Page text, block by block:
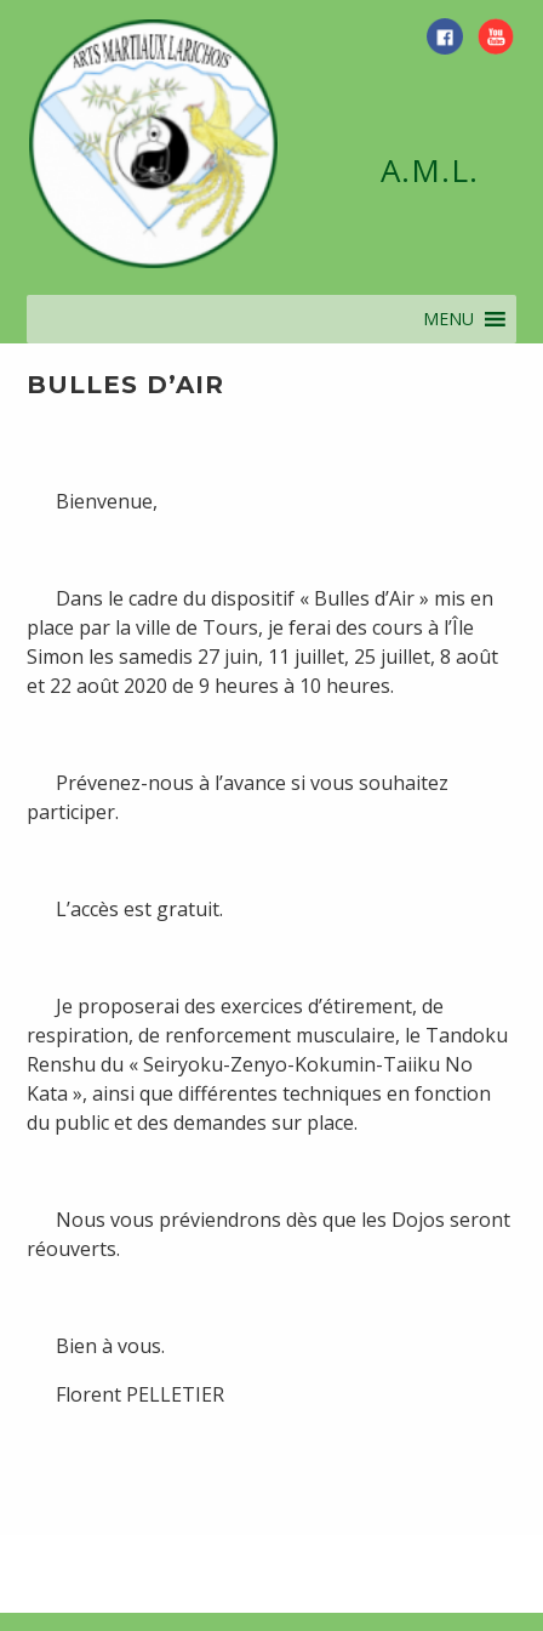
content
A.M.L.
MENU
BULLES D’AIR
Bienvenue,
Dans le cadre du dispositif « Bulles d’Air » mis en
place par la ville de Tours, je ferai des cours à l’Île
Simon les samedis 27 juin, 11 juillet, 25 juillet, 8 août
et 22 août 2020 de 9 heures à 10 heures.
Prévenez-nous à l’avance si vous souhaitez
participer.
L’accès est gratuit.
Je proposerai des exercices d’étirement, de
respiration, de renforcement musculaire, le Tandoku
Renshu du « Seiryoku-Zenyo-Kokumin-Taiiku No
Kata », ainsi que différentes techniques en fonction
du public et des demandes sur place.
Nous vous préviendrons dès que les Dojos seront
réouverts.
Bien à vous.
Florent PELLETIER
Area